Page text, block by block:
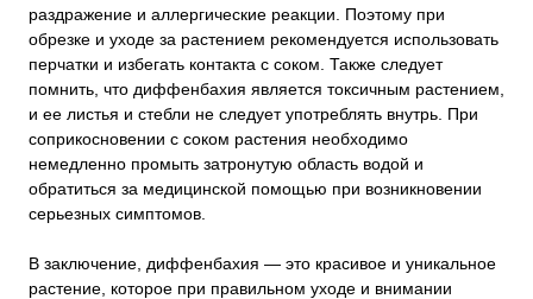
раздражение и аллергические реакции. Поэтому при
обрезке и уходе за растением рекомендуется использовать
перчатки и избегать контакта с соком. Также следует
помнить, что диффенбахия является токсичным растением,
и ее листья и стебли не следует употреблять внутрь. При
соприкосновении с соком растения необходимо
немедленно промыть затронутую область водой и
обратиться за медицинской помощью при возникновении
серьезных симптомов.
В заключение, диффенбахия — это красивое и уникальное
растение, которое при правильном уходе и внимании